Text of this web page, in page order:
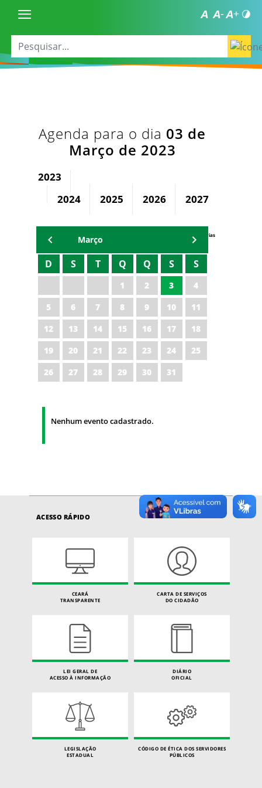
Agenda para o dia 03 de
Março de 2023
2023
2024
2025 2026 2027
Agenda Secretárias
Março
D S T Q Q S S
1 2 3
4
5
6 7 8 9 10
11
12
13 14 15 16 17
18
19
20 21 22 23 24
25
26
27 28 29 30 31
Nenhum evento cadastrado.
ACESSO RÁPIDO
CEARÁ
TRANSPARENTE
CARTA DE SERVIÇOS
DO CIDADÃO
LEI GERAL DE
ACESSO À INFORMAÇÃO
DIÁRIO
OFICIAL
LEGISLAÇÃO
ESTADUAL
CÓDIGO DE ÉTICA DOS SERVIDORES
PÚBLICOS